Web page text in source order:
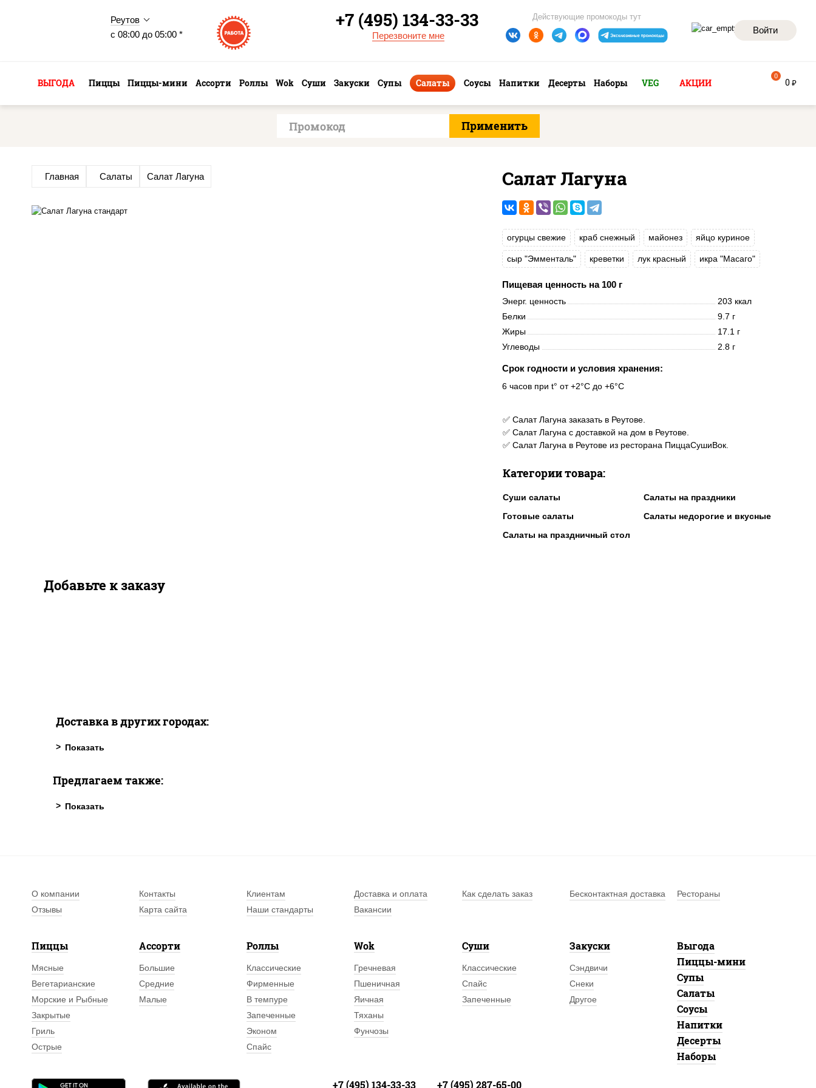
Реутов
с 08:00 до 05:00 *
Войти
Действующие промокоды тут
+7 (495) 134-33-33
Перезвоните мне
ВЫГОДА Пиццы Пиццы-мини Ассорти Роллы Wok Суши Закуски Супы Салаты Соусы Напитки Десерты Наборы VEG АКЦИИ 0 руб
0
Главная Салаты Салат Лагуна Салат Лагуна
огурцы свежие краб снежный майонез яйцо куриное
сыр "Эмменталь" креветки лук красный икра "Масаго"
Пищевая ценность на 100 г
Энерг. ценность
203 ккал
Белки
9.7 г
Жиры
17.1 г
Углеводы
2.8 г
Срок годности и условия хранения:
6 часов при t° от +2°C до +6°C
✅ Салат Лагуна заказать в Реутове.
✅ Салат Лагуна с доставкой на дом в Реутове.
✅ Салат Лагуна в Реутове из ресторана ПиццаСушиВок.
Категории товара:
Суши салаты
Салаты на праздники
Готовые салаты
Салаты недорогие и вкусные
Салаты на праздничный стол
Добавьте к заказу
Доставка в других городах:
Предлагаем также:
О компании Контакты Клиентам Доставка и оплата Как сделать заказ Бесконтактная доставка
Рестораны
Отзывы
Карта сайта Наши стандарты Вакансии
Пиццы
Мясные
Вегетарианские
Морские и Рыбные
Закрытые
Гриль
Острые
Ассорти
Большие
Средние
Малые
Роллы
Классические
Фирменные
В темпуре
Запеченные
Эконом
Спайс
Wok
Гречневая
Пшеничная
Яичная
Тяханы
Фунчозы
Суши
Классические
Спайс
Запеченные
Закуски
Сэндвичи
Снеки
Другое
Выгода
Пиццы-мини
Супы
Салаты
Соусы
Напитки
Десерты
Наборы
+7 (495) 134-33-33 +7 (495) 287-65-00